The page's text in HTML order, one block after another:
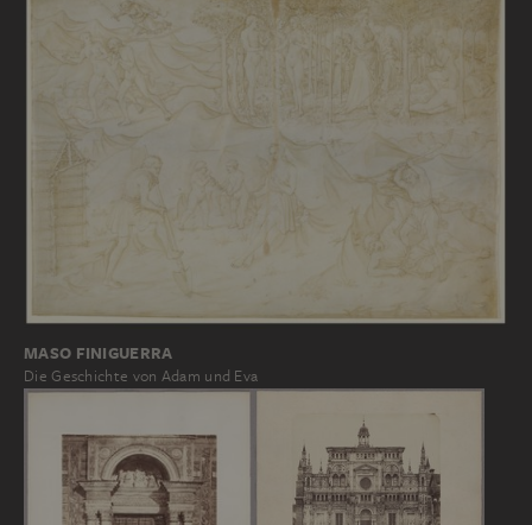
MASO FINIGUERRA
Die Geschichte von Adam und Eva